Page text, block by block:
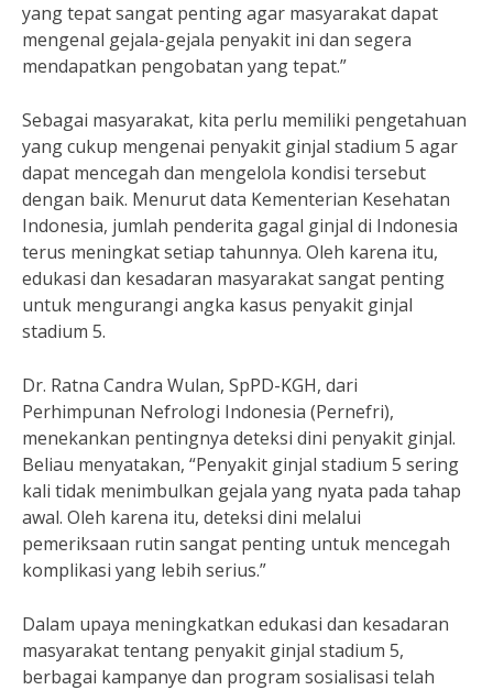
yang tepat sangat penting agar masyarakat dapat
mengenal gejala-gejala penyakit ini dan segera
mendapatkan pengobatan yang tepat.”
Sebagai masyarakat, kita perlu memiliki pengetahuan
yang cukup mengenai penyakit ginjal stadium 5 agar
dapat mencegah dan mengelola kondisi tersebut
dengan baik. Menurut data Kementerian Kesehatan
Indonesia, jumlah penderita gagal ginjal di Indonesia
terus meningkat setiap tahunnya. Oleh karena itu,
edukasi dan kesadaran masyarakat sangat penting
untuk mengurangi angka kasus penyakit ginjal
stadium 5.
Dr. Ratna Candra Wulan, SpPD-KGH, dari
Perhimpunan Nefrologi Indonesia (Pernefri),
menekankan pentingnya deteksi dini penyakit ginjal.
Beliau menyatakan, “Penyakit ginjal stadium 5 sering
kali tidak menimbulkan gejala yang nyata pada tahap
awal. Oleh karena itu, deteksi dini melalui
pemeriksaan rutin sangat penting untuk mencegah
komplikasi yang lebih serius.”
Dalam upaya meningkatkan edukasi dan kesadaran
masyarakat tentang penyakit ginjal stadium 5,
berbagai kampanye dan program sosialisasi telah